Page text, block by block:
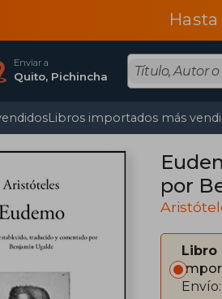
Enviar a
Quito, Pichincha
Libros importados más
por
Libro
Envío: